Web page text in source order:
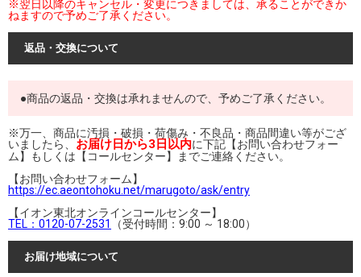
※翌日以降のキャンセル・変更につきましては、承ることができか
ねますので予めご了承ください。
返品・交換について
●商品の返品・交換は承れませんので、予めご了承ください。
※万一、商品に汚損・破損・荷傷み・不良品・商品間違い等がござ
いましたら、 お届け日から3日以内に下記【お問い合わせフォー
ム】もしくは【コールセンター】までご連絡ください。
【お問い合わせフォーム】
https://ec.aeontohoku.net/marugoto/ask/entry
【イオン東北オンラインコールセンター】
TEL：0120-07-2531
（受付時間：9:00 ～ 18:00）
お届け地域について